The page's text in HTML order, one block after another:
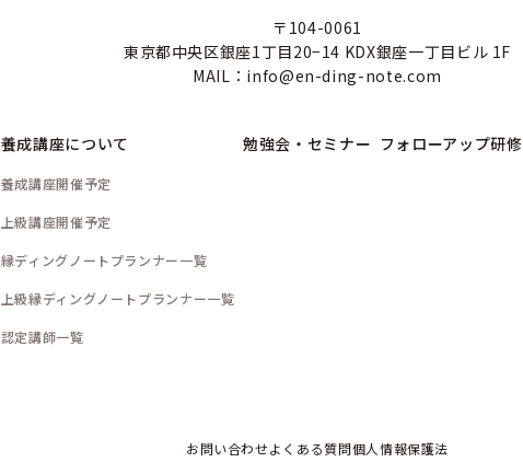
〒104-0061
東京都中央区銀座1丁目20−14 KDX銀座一丁目ビル 1F
MAIL：info@en-ding-note.com
養成講座について
養成講座開催予定
上級講座開催予定
縁ディングノートプランナー一覧
上級縁ディングノートプランナー一覧
認定講師一覧
勉強会・セミナー フォローアップ研修
お問い合わせよくある質問個人情報保護法